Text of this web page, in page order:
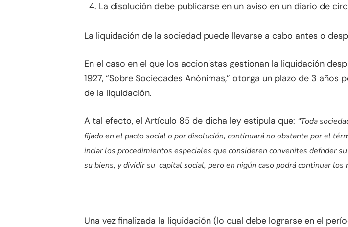
La disolución debe publicarse en un aviso en un diario de
La liquidación de la sociedad puede llevarse a cabo antes o
En el caso en el que los accionistas gestionan la liquidación
1927, “Sobre Sociedades Anónimas,” otorga un plazo de 3
de la liquidación.
A tal efecto, el Artículo 85 de dicha ley estipula que: “Toda
fijado en el pacto social o por disolución, continuará no obstante por el
inciar los procedimientos especiales que consideren convenites defnder
su biens, y dividir su capital social, pero en nigún caso podrá continuar los
Una vez finalizada la liquidación (lo cual debe lograrse en el